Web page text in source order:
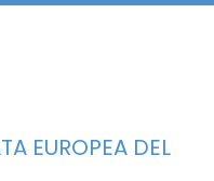
EUROPEA DEL